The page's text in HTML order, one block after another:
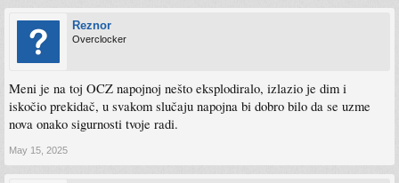
Reznor
Overclocker
Meni je na toj OCZ napojnoj nešto eksplodiralo, izlazio je dim i
iskočio prekidač, u svakom slučaju napojna bi dobro bilo da se uzme
nova onako sigurnosti tvoje radi.
May 15, 2025